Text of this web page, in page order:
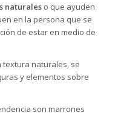
naturaleso que ayuden
en la persona que se
de estar en medio de
textura naturales, se
y elementos sobre
son marrones